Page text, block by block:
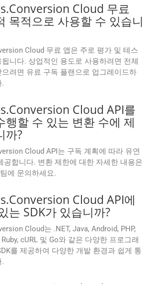
Cloud 무료
목적으로 사용할 수 있습니
Cloud 무료 앱은 주로 평가 및 테스
니다. 상업적인 용도로 사용하려면 전체
려면 유료 구독 플랜으로 업그레이드하
.
Cloud API를
행할 수 있는 변환 수에 제
까?
Cloud API는 구독 계획에 따라 유연
공합니다. 변환 제한에 대한 자세한 내용은
에 문의하세요.
Cloud API에
는 SDK가 있습니까?
Cloud는 .NET, Java, Android, PHP,
cURL 및 Go와 같은 다양한 프로그래
를 제공하여 다양한 개발 환경과 쉽게 통
.